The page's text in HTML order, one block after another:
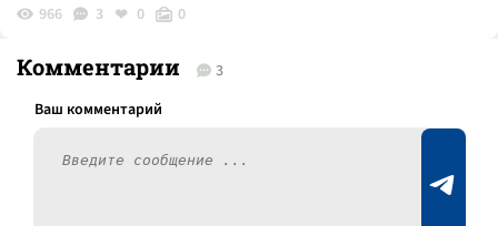
966 3 0 0
Комментарии 3